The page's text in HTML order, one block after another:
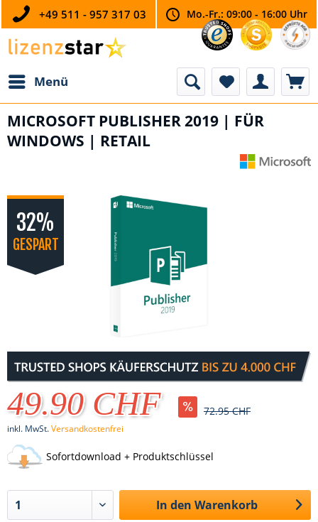
+49 511 - 957 317 03 Mo.-Fr.: 09:00 - 16:00 Uhr
Menü
MICROSOFT PUBLISHER 2019 | FÜR
WINDOWS | RETAIL
32%
GESPART
49.90 CHF 72.95 CHF
inkl. MwSt.Versandkostenfrei
Sofortdownload + Produktschlüssel
In den Warenkorb